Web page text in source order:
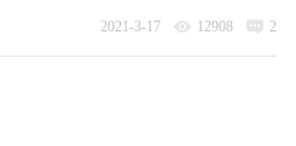
2021-3-17 12908 2